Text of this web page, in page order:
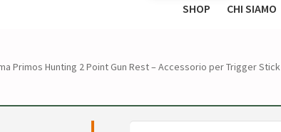
SHOP CHI SIAMO
Primos Hunting 2 Point Gun Rest – Accessorio per Trigger Stick